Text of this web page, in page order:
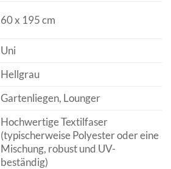
60 x 195 cm
Uni
Hellgrau
Gartenliegen, Lounger
Hochwertige Textilfaser
(typischerweise Polyester oder eine
Mischung, robust und UV-
beständig)